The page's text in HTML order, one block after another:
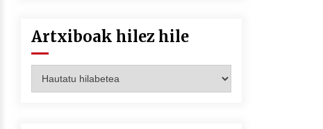
Artxiboak hilez hile
hilez